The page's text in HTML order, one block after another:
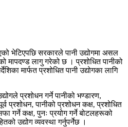
भेटिएपछि सरकारले पानी उद्योगमा असल
मापदण्ड लागु गरेको छ । प्रशोधित पानीको
मार्फत प्रशोधित पानी उद्योगका लागि
प्रशोधन गर्ने पानीको भण्डारण,
प्रशोधन, पानीको प्रशोधन कक्ष, प्रशोधित
गर्ने कक्ष, पुनः प्रयोग गर्ने बोटलहरूको
उद्योग व्यवस्था गर्नुपर्नेछ ।